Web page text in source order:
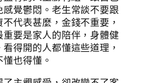
覺鬱悶。老生常談不要跟
代表甚麼，金錢不重要，
要是家人的陪伴，身體健
得開的人都懂這些道理，
也得懂。